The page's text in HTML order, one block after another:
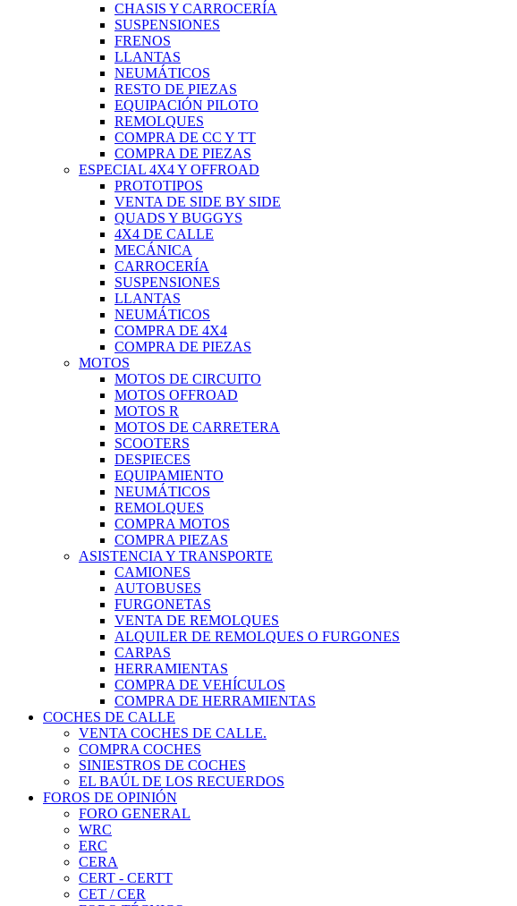
CHASIS Y CARROCERÍA
SUSPENSIONES
FRENOS
LLANTAS
NEUMÁTICOS
RESTO DE PIEZAS
EQUIPACIÓN PILOTO
REMOLQUES
COMPRA DE CC Y TT
COMPRA DE PIEZAS
ESPECIAL 4X4 Y OFFROAD
PROTOTIPOS
VENTA DE SIDE BY SIDE
QUADS Y BUGGYS
4X4 DE CALLE
MECÁNICA
CARROCERÍA
SUSPENSIONES
LLANTAS
NEUMÁTICOS
COMPRA DE 4X4
COMPRA DE PIEZAS
MOTOS
MOTOS DE CIRCUITO
MOTOS OFFROAD
MOTOS R
MOTOS DE CARRETERA
SCOOTERS
DESPIECES
EQUIPAMIENTO
NEUMÁTICOS
REMOLQUES
COMPRA MOTOS
COMPRA PIEZAS
ASISTENCIA Y TRANSPORTE
CAMIONES
AUTOBUSES
FURGONETAS
VENTA DE REMOLQUES
ALQUILER DE REMOLQUES O FURGONES
CARPAS
HERRAMIENTAS
COMPRA DE VEHÍCULOS
COMPRA DE HERRAMIENTAS
COCHES DE CALLE
VENTA COCHES DE CALLE.
COMPRA COCHES
SINIESTROS DE COCHES
EL BAÚL DE LOS RECUERDOS
FOROS DE OPINIÓN
FORO GENERAL
WRC
ERC
CERA
CERT - CERTT
CET / CER